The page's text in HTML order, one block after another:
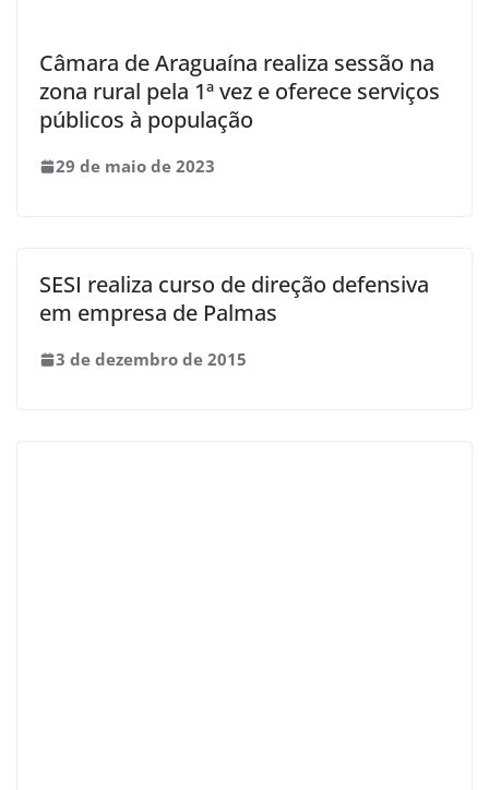
Câmara de Araguaína realiza sessão na
zona rural pela 1ª vez e oferece serviços
públicos à população
29 de maio de 2023
SESI realiza curso de direção defensiva
em empresa de Palmas
3 de dezembro de 2015